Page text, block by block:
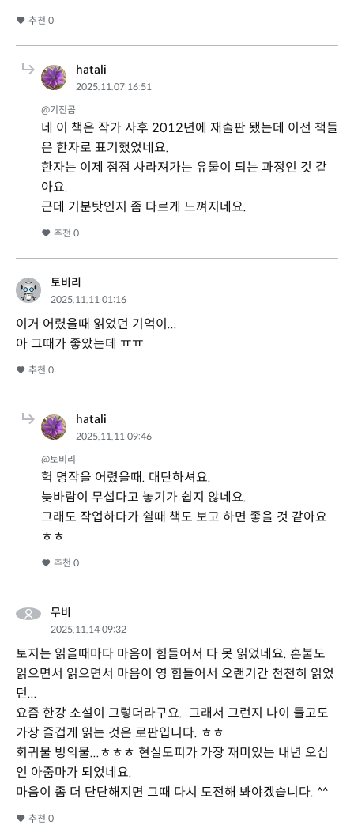
추천 0
hatali
2025.11.07 16:51
@기진곰
네 이 책은 작가 사후 2012년에 재출판 됐는데 이전 책들
은 한자로 표기했었네요.
한자는 이제 점점 사라져가는 유물이 되는 과정인 것 같
아요.
근데 기분탓인지 좀 다르게 느껴지네요.
추천 0
토비리
2025.11.11 01:16
이거 어렸을때 읽었던 기억이...
아 그때가 좋았는데 ㅠㅠ
추천 0
hatali
2025.11.11 09:46
@토비리
헉 명작을 어렸을때. 대단하셔요.
늦바람이 무섭다고 놓기가 쉽지 않네요.
그래도 작업하다가 쉴때 책도 보고 하면 좋을 것 같아요
ㅎㅎ
추천 0
무비
2025.11.14 09:32
토지는 읽을때마다 마음이 힘들어서 다 못 읽었네요. 혼불도
읽으면서 읽으면서 마음이 영 힘들어서 오랜기간 천천히 읽었
던...
요즘 한강 소설이 그렇더라구요. 그래서 그런지 나이 들고도
가장 즐겁게 읽는 것은 로판입니다. ㅎㅎ
회귀물 빙의물...ㅎㅎㅎ 현실도피가 가장 재미있는 내년 오십
인 아줌마가 되었네요.
마음이 좀 더 단단해지면 그때 다시 도전해 봐야겠습니다. ^^
추천 0